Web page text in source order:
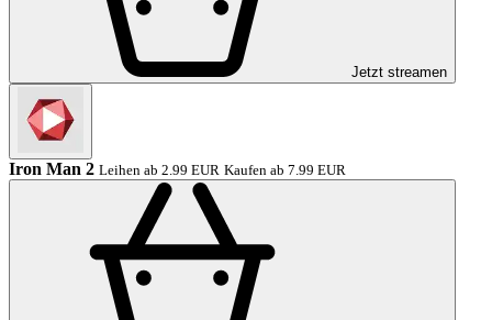
Jetzt streamen
Iron Man 2 Leihen ab 2.99 EUR Kaufen ab 7.99 EUR